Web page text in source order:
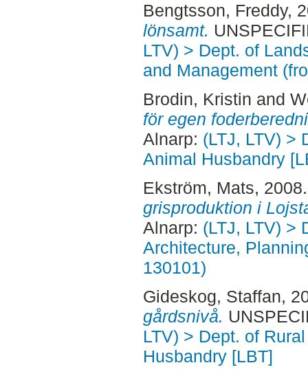
Bengtsson, Freddy,
lönsamt.
LTV) > Dept. of
and Management
Brodin, Kristin and
för egen
Alnarp: (LTJ, LTV) >
Animal Husbandry
Ekström, Mats,
grisproduktion i
Alnarp: (LTJ, LTV) >
Architecture,
130101)
Gideskog, Staffan,
gårdsnivå.
LTV) > Dept. of
Husbandry [LBT]